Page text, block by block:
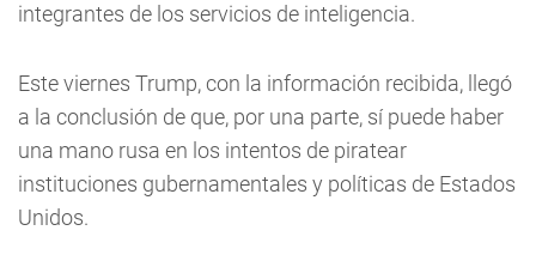
integrantes de los servicios de inteligencia.
Este viernes Trump, con la información recibida, llegó
a la conclusión de que, por una parte, sí puede haber
una mano rusa en los intentos de piratear
instituciones gubernamentales y políticas de Estados
Unidos.